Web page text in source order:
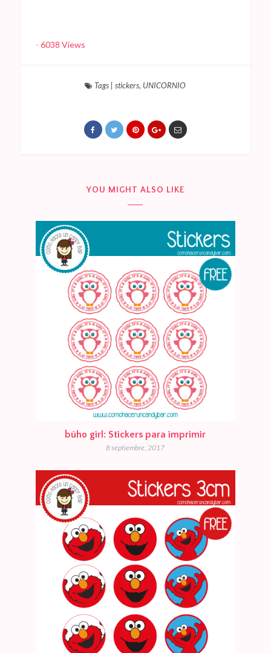
- 6038 Views
Tags |stickers, UNICORNIO
YOU MIGHT ALSO LIKE
búho girl: Stickers para imprimir
8 septiembre, 2017